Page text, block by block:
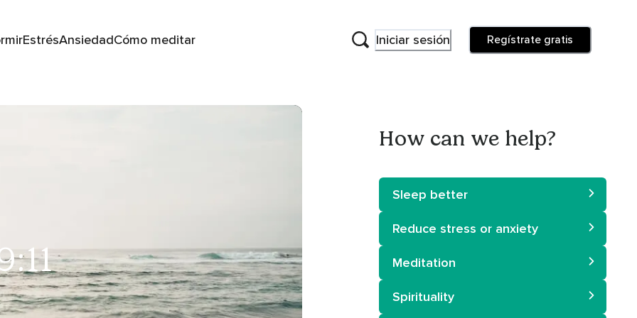
EstrésAnsiedadCómo meditar Iniciar sesión Regístrate gratis
How can we help?
Sleep better
Reduce stress or anxiety
Meditation
Spirituality